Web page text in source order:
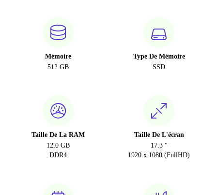
Mémoire
512 GB
Type De Mémoire
SSD
Taille De La RAM
12.0 GB
DDR4
Taille De L'écran
17.3 "
1920 x 1080 (FullHD)